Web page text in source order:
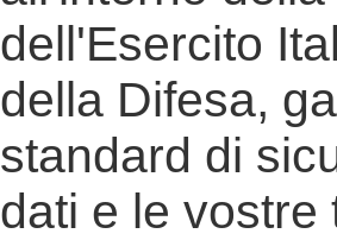
dell'Esercito
della Difesa,
standard di
dati e le vostre